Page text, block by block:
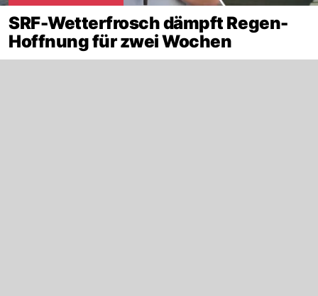
SRF-Wetterfrosch dämpft Regen-
Hoffnung für zwei Wochen